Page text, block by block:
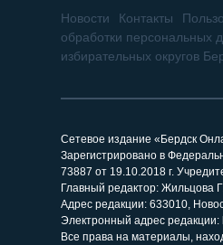
Новости Контакты
обработки персональных
избирательных округов
Сетевое издание «Бердск
Зарегистрировано в
73887 от 19.10.2018 г.
Главный редактор: Жильцова
Адрес редакции: 633010,
Электронный адрес
Все права на материалы,